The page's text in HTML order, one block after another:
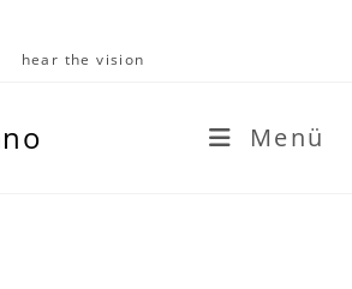
hear the vision
Menü